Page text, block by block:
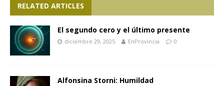
RELATED ARTICLES
El segundo cero y el último presente
diciembre 29, 2025 EnProvincia 0
Alfonsina Storni: Humildad